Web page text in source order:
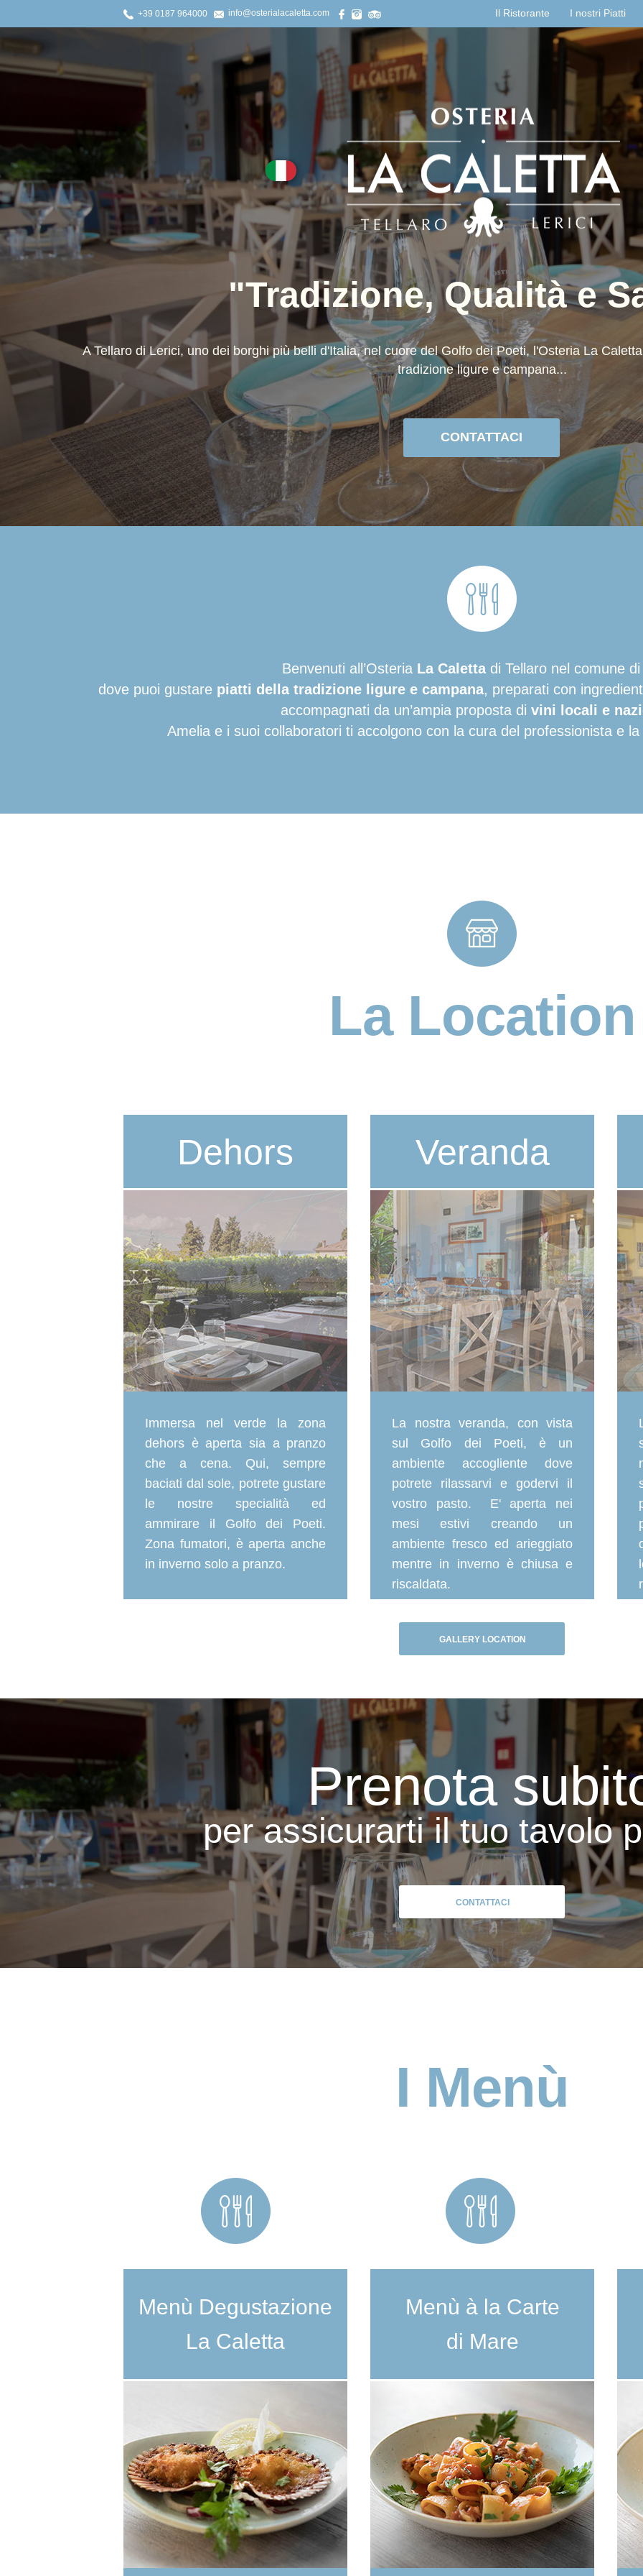
"Tradizione, Qualità e
A Tellaro di Lerici, uno dei borghi più belli d'Italia, nel cuore del Golfo dei Poeti, l'Osteria La
tradizione ligure e campana...
CONTATTACI
Benvenuti all’Osteria La Calettadi Tellaro nel comune
dove puoi gustare piatti della tradizione ligure e campana, preparati con
accompagnati da un’ampia proposta di vini locali e
Amelia e i suoi collaboratori ti accolgono con la cura del professionista e
La Location
Dehors
Immersa nel verde la zona
dehors è aperta sia a pranzo
che a cena. Qui, sempre
baciati dal sole, potrete gustare
le nostre specialità ed
ammirare il Golfo dei Poeti.
Zona fumatori, è aperta anche
in inverno solo a pranzo.
Veranda
La nostra veranda, con vista
sul Golfo dei Poeti, è un
ambiente accogliente dove
potrete rilassarvi e godervi il
vostro pasto. E' aperta nei
mesi estivi creando un
ambiente fresco ed arieggiato
mentre in inverno è chiusa e
riscaldata.
GALLERY LOCATION
Prenota
per assicurarti il tuo tavolo
CONTATTACI
I Menù
Menù Degustazione
La Caletta
Menù à la Carte
di Mare
Il Ristorante I nostri Piatti
+39 0187 964000 info@osterialacaletta.com